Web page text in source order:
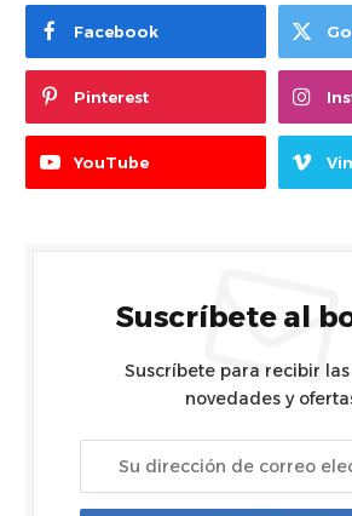
Facebook
Pinterest
YouTube
Suscríbete al
Suscríbete para recibir
novedades y